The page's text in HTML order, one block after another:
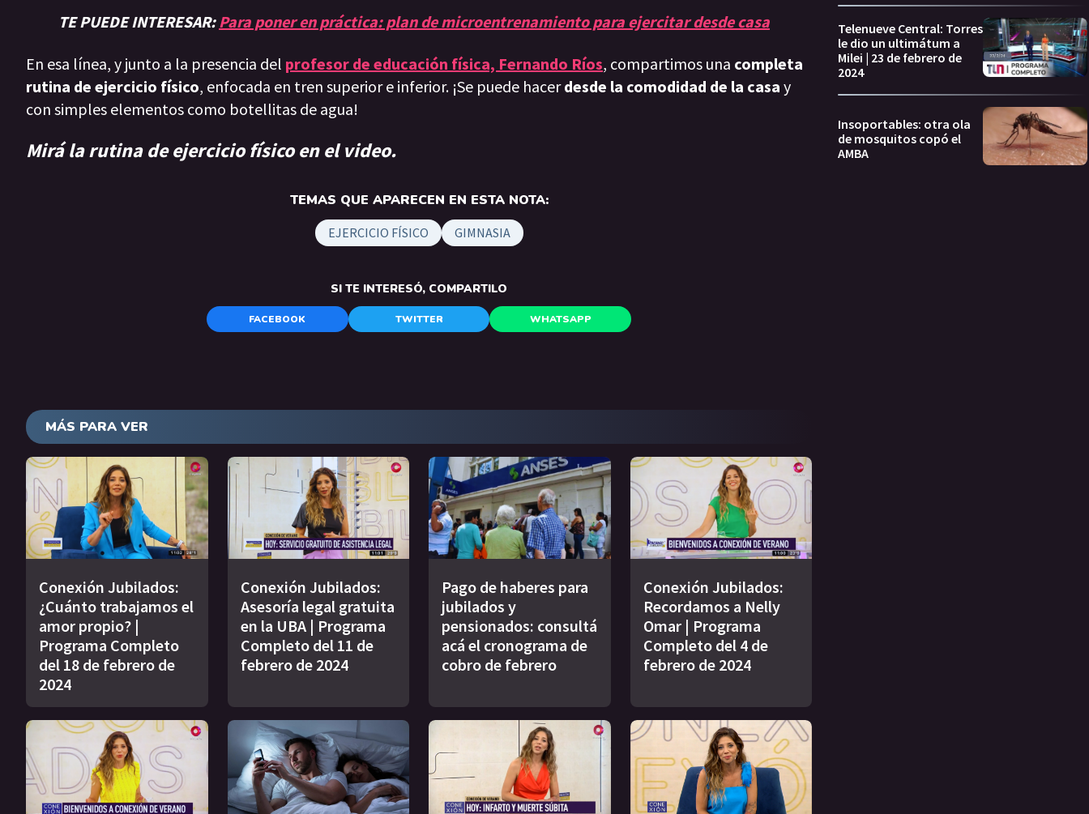
TE PUEDE INTERESAR:Para poner en práctica: plan de microentrenamiento para ejercitar desde casa
En esa línea, y junto a la presencia del profesor de educación física, Fernando Ríos, compartimos una completa
rutina de ejercicio físico, enfocada en tren superior e inferior. ¡Se puede hacerdesde la comodidad de la casa y
con simples elementos como botellitas de agua!
Mirá la rutina de ejercicio físico en el video.
TEMAS QUE APARECEN EN ESTA NOTA:
EJERCICIO FÍSICO GIMNASIA
SI TE INTERESÓ, COMPARTILO
FACEBOOK TWITTER WHATSAPP
MÁS PARA VER
Conexión Jubilados:
¿Cuánto trabajamos el
amor propio? |
Programa Completo
del 18 de febrero de
2024
Conexión Jubilados:
Asesoría legal gratuita
en la UBA | Programa
Completo del 11 de
febrero de 2024
Pago de haberes para
jubilados y
pensionados: consultá
acá el cronograma de
cobro de febrero
Conexión Jubilados:
Recordamos a Nelly
Omar | Programa
Completo del 4 de
febrero de 2024
Telenueve Central: Torres
le dio un ultimátum a
Milei | 23 de febrero de
2024
Insoportables: otra ola
de mosquitos copó el
AMBA